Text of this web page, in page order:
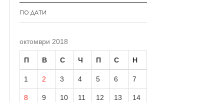
ПО ДАТИ
октомври 2018
П В С Ч П С Н
1 2 3 4 5 6 7
8 9 10 11 12 13 14